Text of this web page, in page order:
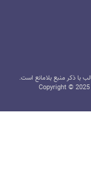
با ذکر منبع بلامانع است.
Copyright ©